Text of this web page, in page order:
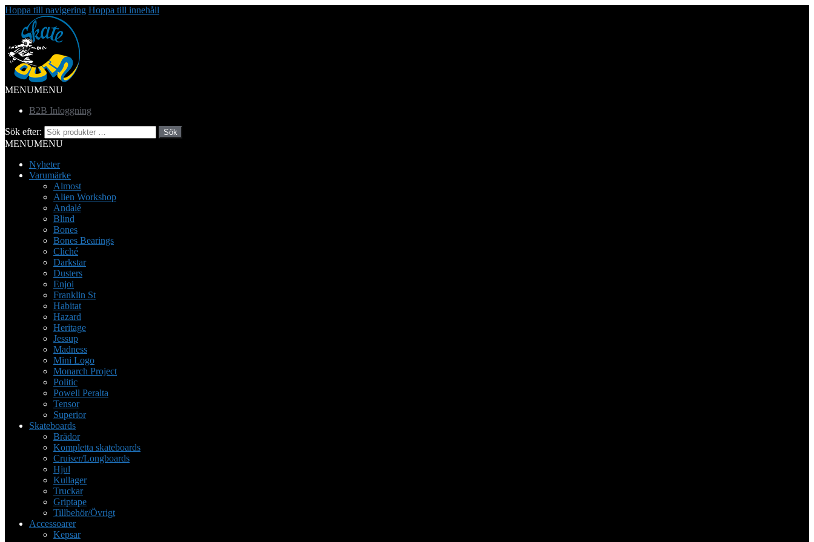
Hoppa till navigering Hoppa till innehåll
MENUMENU
B2B Inloggning
Sök efter: Sök
MENUMENU
Nyheter
Varumärke
Almost
Alien Workshop
Andalé
Blind
Bones
Bones Bearings
Cliché
Darkstar
Dusters
Enjoi
Franklin St
Habitat
Hazard
Heritage
Jessup
Madness
Mini Logo
Monarch Project
Politic
Powell Peralta
Tensor
Superior
Skateboards
Brädor
Kompletta skateboards
Cruiser/Longboards
Hjul
Kullager
Truckar
Griptape
Tillbehör/Övrigt
Accessoarer
Kepsar